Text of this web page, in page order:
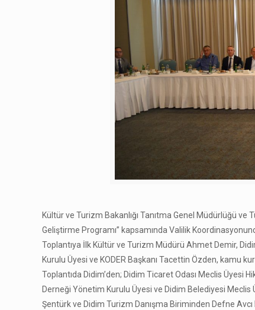
Kültür ve Turizm Bakanlığı Tanıtma Genel Müdürlüğü ve
Geliştirme Programı” kapsamında Valilik
Toplantıya İlk Kültür ve Turizm Müdürü Ahmet Demir,
Kurulu Üyesi ve KODER Başkanı Tacettin Özden, kamu
Toplantıda Didim’den; Didim Ticaret Odası Meclis Üyesi
Derneği Yönetim Kurulu Üyesi ve Didim Belediyesi
Şentürk ve Didim Turizm Danışma Biriminden Defne Avcı